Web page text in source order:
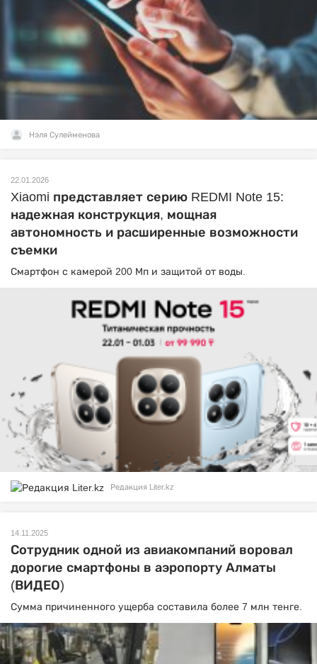
Нэля Сулейменова
22.01.2026
Xiaomi представляет серию REDMI Note 15:
надежная конструкция, мощная
автономность и расширенные возможности
съемки
Смартфон с камерой 200 Мп и защитой от воды.
Редакция Liter.kz
14.11.2025
Сотрудник одной из авиакомпаний воровал
дорогие смартфоны в аэропорту Алматы
(ВИДЕО)
Сумма причиненного ущерба составила более 7 млн тенге.